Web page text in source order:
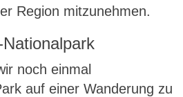
Region mitzunehmen.
noch einmal
auf einer Wanderung zu